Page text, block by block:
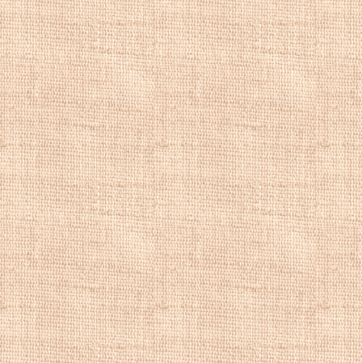
тематическим
идиллический
В 1860 годуРитц
Дюссельдорфе. К
1862 году
для интерьеров
В 1863 годуРитц
Вале, чтобы
заказом на
летРитцживет
возвращается в
В 1875 годуРитц
была дочерью
браке родились